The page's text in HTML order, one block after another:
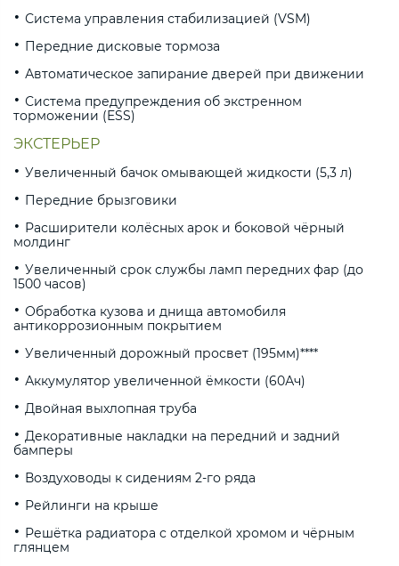
Система управления стабилизацией (VSM)
Передние дисковые тормоза
Автоматическое запирание дверей при движении
Система предупреждения об экстренном
торможении (ESS)
ЭКСТЕРЬЕР
Увеличенный бачок омывающей жидкости (5,3 л)
Передние брызговики
Расширители колёсных арок и боковой чёрный
молдинг
Увеличенный срок службы ламп передних фар (до
1500 часов)
Обработка кузова и днища автомобиля
антикоррозионным покрытием
Увеличенный дорожный просвет (195мм)****
Аккумулятор увеличенной ёмкости (60Ач)
Двойная выхлопная труба
Декоративные накладки на передний и задний
бамперы
Воздуховоды к сидениям 2-го ряда
Рейлинги на крыше
Решётка радиатора с отделкой хромом и чёрным
глянцем